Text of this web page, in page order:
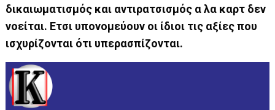
δικαιωματισμός και αντιρατσισμός α λα καρτ δεν
νοείται. Ετσι υπονομεύουν οι ίδιοι τις αξίες που
ισχυρίζονται ότι υπερασπίζονται.